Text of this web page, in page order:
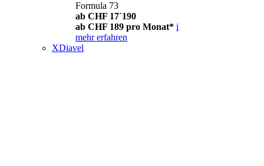
Formula 73
ab CHF 17´190
ab CHF 189 pro Monat* i
mehr erfahren
XDiavel